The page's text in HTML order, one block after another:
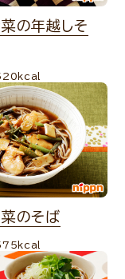
の年越しそ
のそば